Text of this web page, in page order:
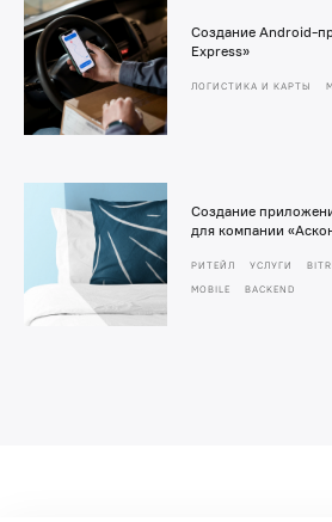
Создание Android-
Express»
ЛОГИСТИКА И КАРТЫ
Создание
для компании
РИТЕЙЛ УСЛУГИ
MOBILE
BACKEND